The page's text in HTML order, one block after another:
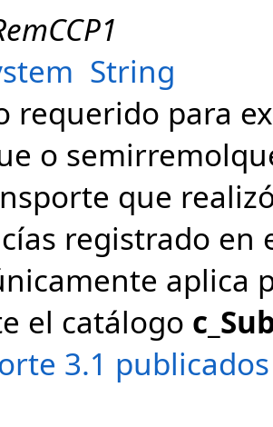
String
requerido para
o
que
registrado en
aplica
el catálogo
3.1 publicados